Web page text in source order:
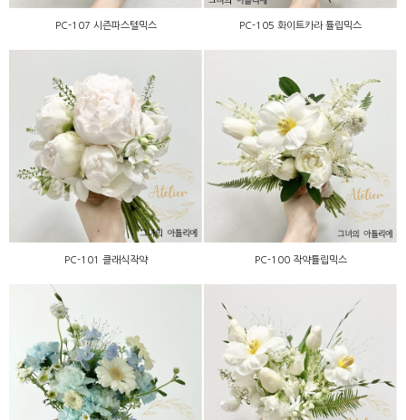
PC-107 시즌파스텔믹스 PC-105 화이트카라 튤립믹스
PC-101 클래식작약
PC-101 클래식작약
PC-100 작약튤립믹스
PC-100 작약튤립믹스
PA-099 블루 화이트믹스 PA-098 튤립 별튤립믹스